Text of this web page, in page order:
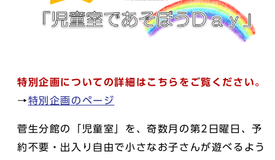
特別企画についての詳細はこちらをご覧ください。
→特別企画のページ
菅生分館の「児童室」を、奇数月の第2日曜日、予
約不要・出入り自由で小さなお子さんが遊べるよう